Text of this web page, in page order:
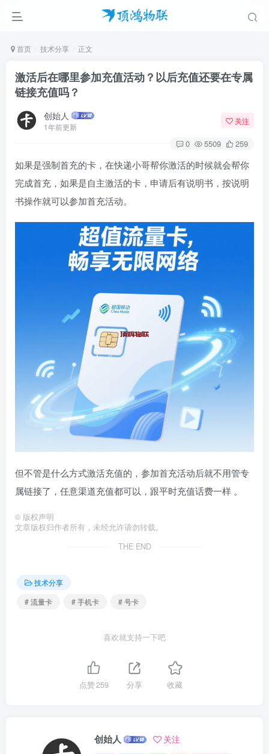
首页 技术分享 正文
激活后在哪里参加充值活动？以后充值还要在专属
链接充值吗？
创始人
1年前更新
关注
0 5509 259
如果是强制首充的卡，在快递小哥帮你激活的时候就会帮你
完成首充，如果是自主激活的卡，申请后有说明书，按说明
书操作就可以参加首充活动。
但不管是什么方式激活充值的，参加首充活动后就不用管专
属链接了，任意渠道充值都可以，跟平时充值话费一样 。
© 版权声明
文章版权归作者所有，未经允许请勿转载。
THE END
技术分享
# 流量卡
# 手机卡 # 号卡
喜欢就支持一下吧
点赞259 分享 收藏
创始人 关注